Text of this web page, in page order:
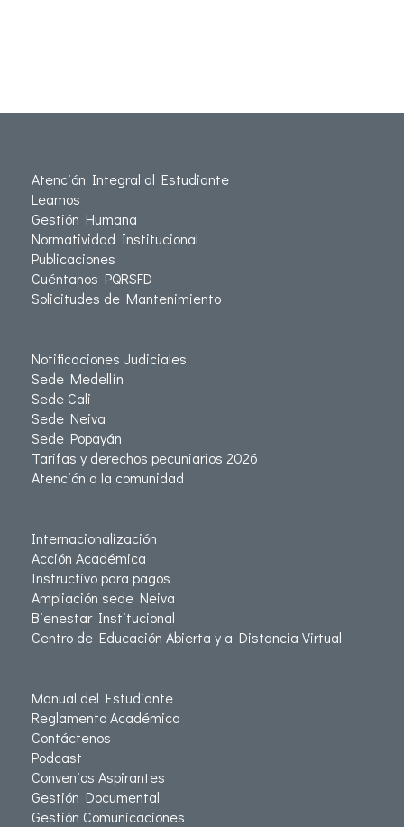
Atención Integral al Estudiante
Leamos
Gestión Humana
Normatividad Institucional
Publicaciones
Cuéntanos PQRSFD
Solicitudes de Mantenimiento
Notificaciones Judiciales
Sede Medellín
Sede Cali
Sede Neiva
Sede Popayán
Tarifas y derechos pecuniarios 2026
Atención a la comunidad
Internacionalización
Acción Académica
Instructivo para pagos
Ampliación sede Neiva
Bienestar Institucional
Centro de Educación Abierta y a Distancia Virtual
Manual del Estudiante
Reglamento Académico
Contáctenos
Podcast
Convenios Aspirantes
Gestión Documental
Gestión Comunicaciones